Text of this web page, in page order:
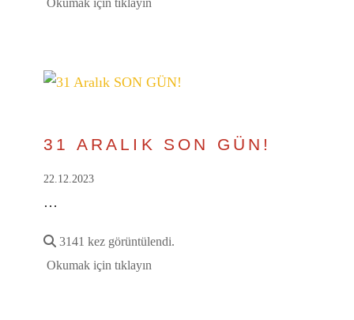
Okumak için tıklayın
31 ARALIK SON GÜN!
22.12.2023
…
3141 kez görüntülendi.
Okumak için tıklayın